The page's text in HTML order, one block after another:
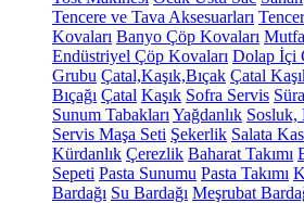
Tencere ve Tava Aksesuarları
Kovaları Banyo Çöp Kovaları
Endüstriyel Çöp Kovaları Dolap İçi
Grubu Çatal,Kaşık,Bıçak Çatal
Bıçağı Çatal Kaşık Sofra Servis
Sunum Tabakları Yağdanlık Sosluk,
Servis Maşa Seti Şekerlik Salata
Kürdanlık Çerezlik Baharat Takımı
Sepeti Pasta Sunumu Pasta Takımı
Bardağı Su Bardağı Meşrubat